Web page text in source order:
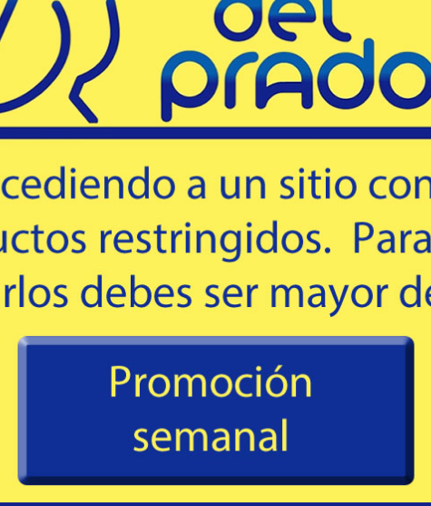
empresa.
en adelante la empresa, es necesario tener en cuenta que el
en las que fue entregado en un inicio por la empresa.
del producto o el cambio del mismo por otro, siempre y
si el estado del mismo no es el indicado y en caso
boleta de compra original o certificado de garantía de la empresa.
efectiva en nuestro local o en el representante indicado según el
fallas o defectos en su fabricación o un funcionamiento irregular
defectuosos según ubicación o especificación del fabricante.
relacionado a accidentes, negligencia, mal uso, daño físico (golpes,
del producto, agentes externos (descargas eléctricas,